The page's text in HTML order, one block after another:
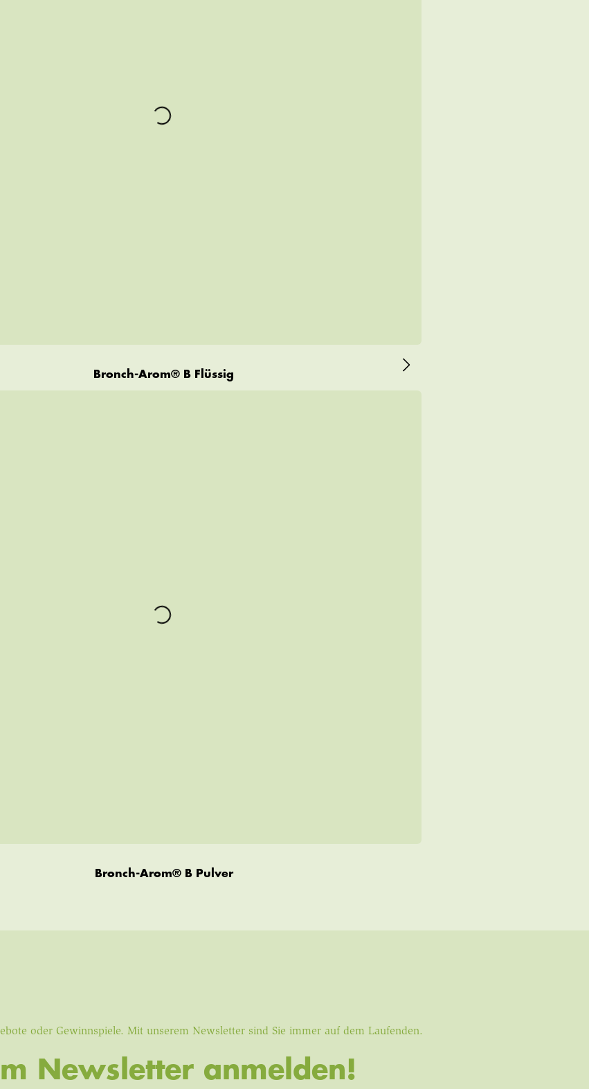
Bronch-Arom® B Flüssig
Bronch-Arom® B Pulver
oder Gewinnspiele. Mit unserem Newsletter sind Sie immer auf dem Laufenden.
Newsletter anmelden!